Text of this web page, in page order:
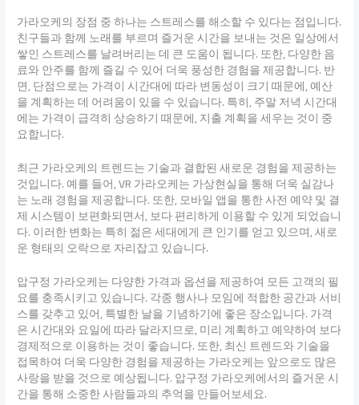
가라오케의 장점 중 하나는 스트레스를 해소할 수 있다는 점입니다.
친구들과 함께 노래를 부르며 즐거운 시간을 보내는 것은 일상에서
쌓인 스트레스를 날려버리는 데 큰 도움이 됩니다. 또한, 다양한 음
료와 안주를 함께 즐길 수 있어 더욱 풍성한 경험을 제공합니다. 반
면, 단점으로는 가격이 시간대에 따라 변동성이 크기 때문에, 예산
을 계획하는 데 어려움이 있을 수 있습니다. 특히, 주말 저녁 시간대
에는 가격이 급격히 상승하기 때문에, 지출 계획을 세우는 것이 중
요합니다.
최근 가라오케의 트렌드는 기술과 결합된 새로운 경험을 제공하는
것입니다. 예를 들어, VR 가라오케는 가상현실을 통해 더욱 실감나
는 노래 경험을 제공합니다. 또한, 모바일 앱을 통한 사전 예약 및 결
제 시스템이 보편화되면서, 보다 편리하게 이용할 수 있게 되었습니
다. 이러한 변화는 특히 젊은 세대에게 큰 인기를 얻고 있으며, 새로
운 형태의 오락으로 자리잡고 있습니다.
압구정 가라오케는 다양한 가격과 옵션을 제공하여 모든 고객의 필
요를 충족시키고 있습니다. 각종 행사나 모임에 적합한 공간과 서비
스를 갖추고 있어, 특별한 날을 기념하기에 좋은 장소입니다. 가격
은 시간대와 요일에 따라 달라지므로, 미리 계획하고 예약하여 보다
경제적으로 이용하는 것이 좋습니다. 또한, 최신 트렌드와 기술을
접목하여 더욱 다양한 경험을 제공하는 가라오케는 앞으로도 많은
사랑을 받을 것으로 예상됩니다. 압구정 가라오케에서의 즐거운 시
간을 통해 소중한 사람들과의 추억을 만들어보세요.